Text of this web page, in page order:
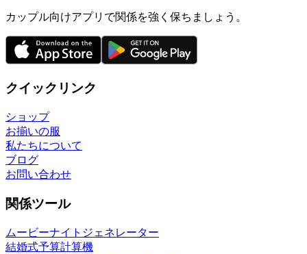
カップル向けアプリで関係を強く保ちましょう。
クイックリンク
ショップ
お揃いの服
私たちについて
ブログ
お問い合わせ
関係ツール
ムービーナイトジェネレーター
結婚式予算計算機